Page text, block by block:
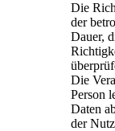
Die
der
Dauer,
Die
Person
Daten
der